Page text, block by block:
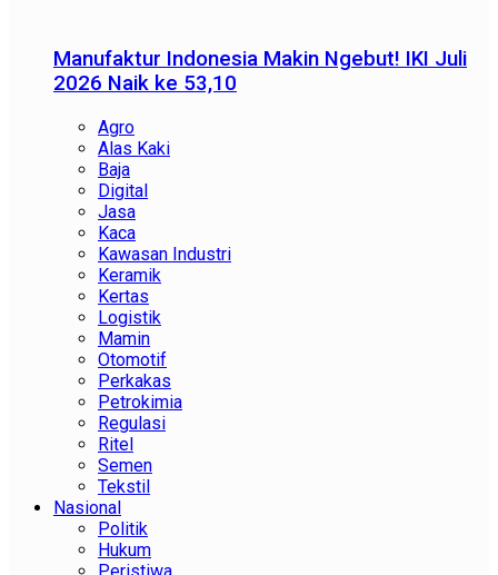
Manufaktur Indonesia Makin Ngebut! IKI Juli
2026 Naik ke 53,10
Agro
Alas Kaki
Baja
Digital
Jasa
Kaca
Kawasan Industri
Keramik
Kertas
Logistik
Mamin
Otomotif
Perkakas
Petrokimia
Regulasi
Ritel
Semen
Tekstil
Nasional
Politik
Hukum